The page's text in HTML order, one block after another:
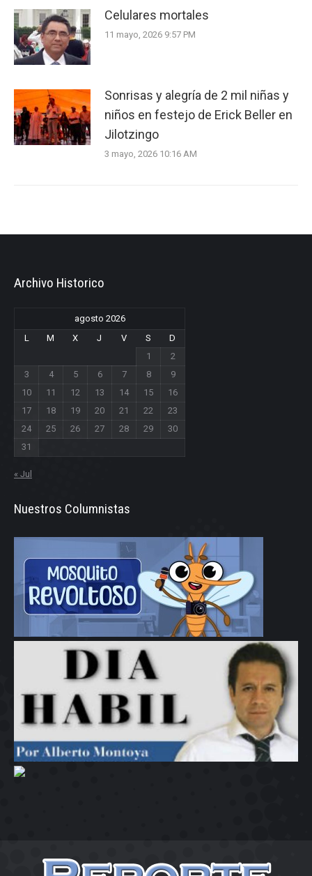
Celulares mortales
11 mayo, 2026 9:57 PM
Sonrisas y alegría de 2 mil niñas y
niños en festejo de Erick Beller en
Jilotzingo
3 mayo, 2026 10:16 AM
Archivo Historico
agosto 2026
L
M X J V S
D
1
2
3
4 5 6 7 8
9
10
11 12 13 14 15
16
17
18 19 20 21 22
23
24
25 26 27 28 29
30
31
« Jul
Nuestros Columnistas